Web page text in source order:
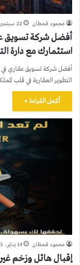
محمود قحطان 22 سبتمبر، 2025
أفضل شركة تسويق
استثمارك مع دارة
أفضل شركة تسويق عقاري في
التطوير العقارية في قلب
أكمل القراءة »
محمود قحطان 14 يناير، 2025
إقبال هائل وزخم